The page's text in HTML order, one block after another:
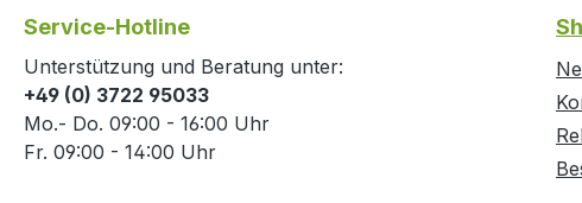
Service-Hotline
Unterstützung und Beratung unter:
+49 (0) 3722 95033
Mo.- Do. 09:00 - 16:00 Uhr
Fr. 09:00 - 14:00 Uhr